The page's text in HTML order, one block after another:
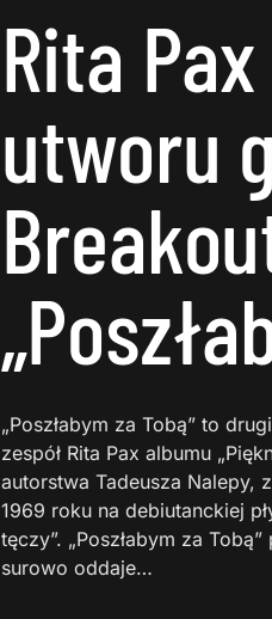
Rita
utworu
„Poszłabym za Tobą” to
zespół Rita Pax albumu
autorstwa Tadeusza Nalepy,
1969 roku na debiutanckiej
tęczy”. „Poszłabym za
surowo oddaje…